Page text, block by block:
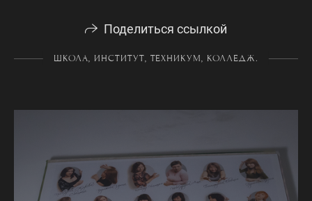
Поделиться ссылкой
ШКОЛА, ИНСТИТУТ, ТЕХНИКУМ, КОЛЛЕДЖ.